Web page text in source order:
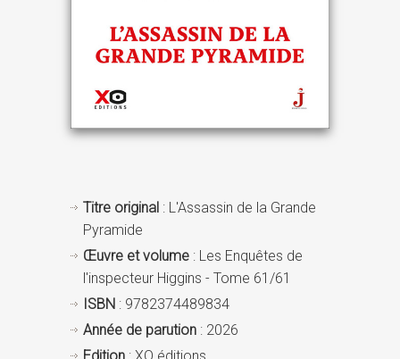
Titre original : L'Assassin de la Grande
Pyramide
Œuvre et volume : Les Enquêtes de
l'inspecteur Higgins - Tome 61/61
ISBN : 9782374489834
Année de parution : 2026
Edition : XO éditions